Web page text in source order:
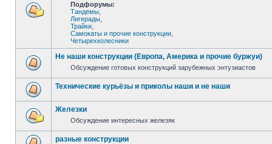
Подфорумы:
Тандемы
Лигерады
Трайки
Самокаты и прочие конструкции
Четырехколесники
Не наши конструкции (Европа, Америка и прочие буржуи)
Обсуждение готовых конструкций зарубежных энтузиастов
Технические курьёзы и приколы наши и не наши
Железки
Обсуждение интересных железяк
разные конструкции